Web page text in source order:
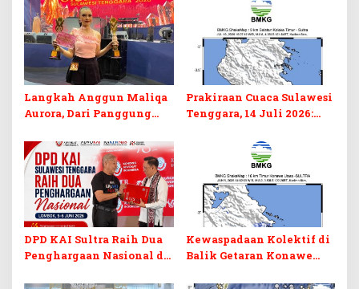
Langkah Anggun Maliqa
Aurora, Dari Panggung
Menuju Pentas Nasional
Prakiraan Cuaca Sulawesi
Tenggara, 14 Juli 2026:
Beberapa Wilayah
DPD KAI Sultra Raih Dua
Penghargaan Nasional di
Kewaspadaan Kolektif di
Balik Getaran Konawe